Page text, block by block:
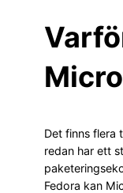
Det finns flera
redan har ett
Fedora kan